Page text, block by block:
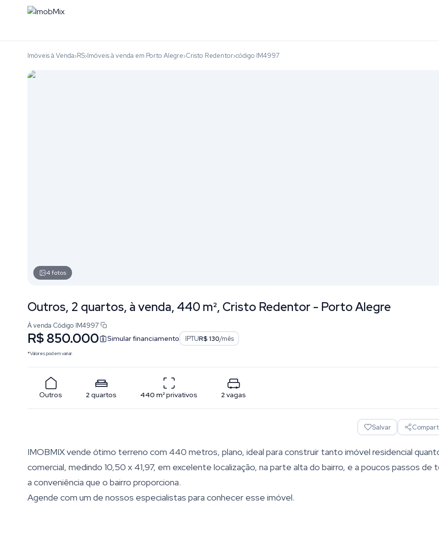
Imóveis à Venda›RS›Imóveis à venda em Porto Alegre›Cristo Redentor›código IM4997
4fotos
Outros, 2 quartos, à venda, 440 m², Cristo Redentor - Porto Alegre
À venda·Código IM4997
R$ 850.000 Simular financiamento IPTUR$ 130/mês
*Valores podem variar.
Outros 2 quartos 440 m²privativos 2 vagas
Salvar
IMOBMIX vende ótimo terreno com 440 metros, plano, ideal para construir tanto imóvel residencial
comercial, medindo 10,50 x 41,97, em excelente localização, na parte alta do bairro, e a poucos passos de
a conveniência que o bairro proporciona.
Agende com um de nossos especialistas para conhecer esse imóvel.